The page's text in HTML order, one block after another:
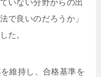
いない分野からの出
で良いのだろうか」
た。
維持し、合格基準を